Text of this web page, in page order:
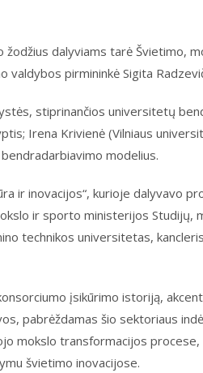
dalyviams tarė Švietimo,
pirmininkė Sigita
stiprinančios universitetų
Irena Krivienė (Vilniaus
modelius.
ir inovacijos“, kurioje dalyvavo
ir sporto ministerijos
technikos universitetas,
įsikūrimo istoriją,
pabrėždamas šio sektoriaus
mokslo transformacijos
švietimo inovacijose.